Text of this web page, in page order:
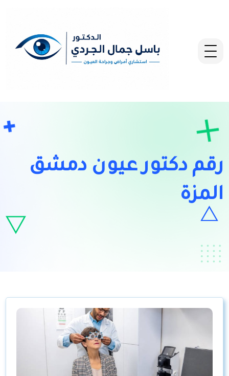
رقم دكتور عيون دمشق
المزة